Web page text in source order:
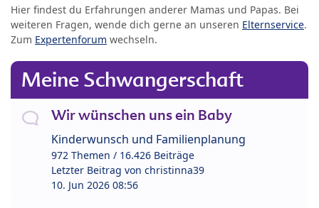
Hier findest du Erfahrungen anderer Mamas und Papas. Bei
weiteren Fragen, wende dich gerne an unseren Elternservice.
Zum Expertenforum wechseln.
Meine Schwangerschaft
Wir wünschen uns ein Baby
Kinderwunsch und Familienplanung
972 Themen / 16.426 Beiträge
Letzter Beitrag von christinna39
10. Jun 2026 08:56